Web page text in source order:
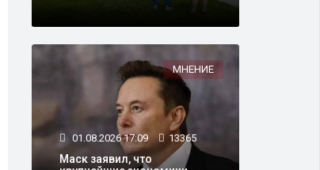
ОБЩЕСТВО
МНЕНИЕ
01.08.2026 17:09 13365
Маск заявил, что